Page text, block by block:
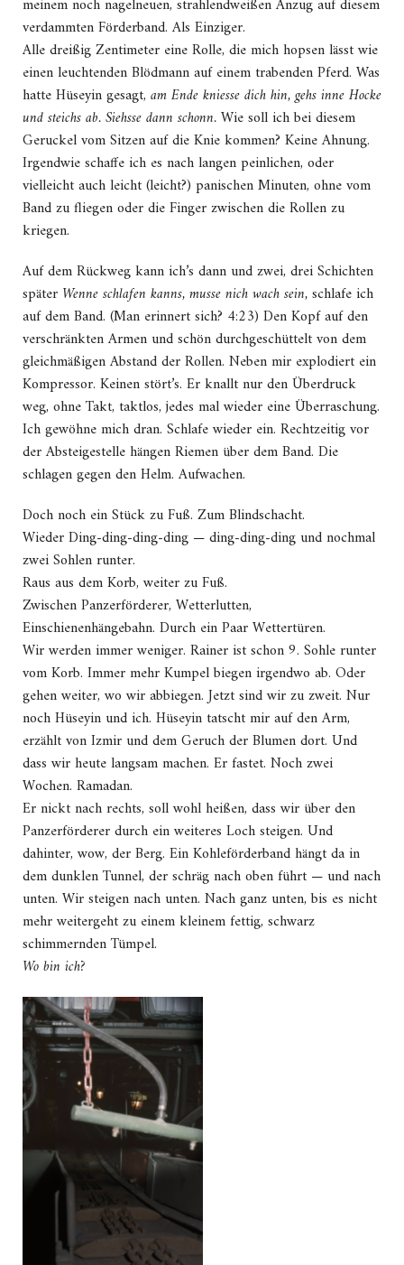
meinem noch nagelneuen, strahlendweißen Anzug auf diesem
verdammten Förderband. Als Einziger.
Alle dreißig Zentimeter eine Rolle, die mich hopsen lässt wie
einen leuchtenden Blödmann auf einem trabenden Pferd. Was
hatte Hüseyin gesagt, am Ende kniesse dich hin, gehs inne Hocke
und steichs ab. Siehsse dann schonn.Wie soll ich bei diesem
Geruckel vom Sitzen auf die Knie kommen? Keine Ahnung.
Irgendwie schaffe ich es nach langen peinlichen, oder
vielleicht auch leicht (leicht?) panischen Minuten, ohne vom
Band zu fliegen oder die Finger zwischen die Rollen zu
kriegen.
Auf dem Rückweg kann ich’s dann und zwei, drei Schichten
später Wenne schlafen kanns, musse nich wach sein,schlafe ich
auf dem Band. (Man erinnert sich? 4:23) Den Kopf auf den
verschränkten Armen und schön durchgeschüttelt von dem
gleichmäßigen Abstand der Rollen. Neben mir explodiert ein
Kompressor. Keinen stört’s. Er knallt nur den Überdruck
weg, ohne Takt, taktlos, jedes mal wieder eine Überraschung.
Ich gewöhne mich dran. Schlafe wieder ein. Rechtzeitig vor
der Absteigestelle hängen Riemen über dem Band. Die
schlagen gegen den Helm. Aufwachen.
Doch noch ein Stück zu Fuß. Zum Blindschacht.
Wieder Ding-ding-ding-ding — ding-ding-ding und nochmal
zwei Sohlen runter.
Raus aus dem Korb, weiter zu Fuß.
Zwischen Panzerförderer, Wetterlutten,
Einschienenhängebahn. Durch ein Paar Wettertüren.
Wir werden immer weniger. Rainer ist schon 9. Sohle runter
vom Korb. Immer mehr Kumpel biegen irgendwo ab. Oder
gehen weiter, wo wir abbiegen. Jetzt sind wir zu zweit. Nur
noch Hüseyin und ich. Hüseyin tatscht mir auf den Arm,
erzählt von Izmir und dem Geruch der Blumen dort. Und
dass wir heute langsam machen. Er fastet. Noch zwei
Wochen. Ramadan.
Er nickt nach rechts, soll wohl heißen, dass wir über den
Panzerförderer durch ein weiteres Loch steigen. Und
dahinter, wow, der Berg. Ein Kohleförderband hängt da in
dem dunklen Tunnel, der schräg nach oben führt — und nach
unten. Wir steigen nach unten. Nach ganz unten, bis es nicht
mehr weitergeht zu einem kleinem fettig, schwarz
schimmernden Tümpel.
Wo bin ich?